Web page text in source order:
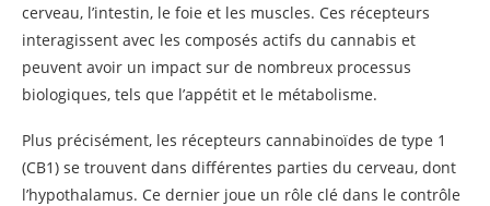
cerveau, l’intestin, le foie et les muscles. Ces récepteurs
interagissent avec les composés actifs du cannabis et
peuvent avoir un impact sur de nombreux processus
biologiques, tels que l’appétit et le métabolisme.
Plus précisément, les récepteurs cannabinoïdes de type 1
(CB1) se trouvent dans différentes parties du cerveau, dont
l’hypothalamus. Ce dernier joue un rôle clé dans le contrôle